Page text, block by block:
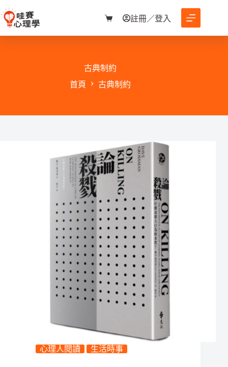
至
購
物
註冊／登入
古典制約
首頁
古典制約
心理人閱讀 生活時事